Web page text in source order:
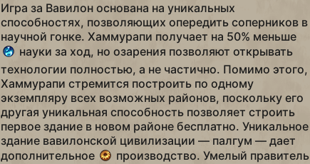
Игра за Вавилон основана на уникальных
способностях, позволяющих опередить соперников в
научной гонке. Хаммурапи получает на 50% меньше
науки за ход, но озарения позволяют открывать
технологии полностью, а не частично. Помимо этого,
Хаммурапи стремится построить по одному
экземпляру всех возможных районов, поскольку его
другая уникальная способность позволяет строить
первое здание в новом районе бесплатно. Уникальное
здание вавилонской цивилизации — палгум — дает
дополнительное
производство. Умелый правитель